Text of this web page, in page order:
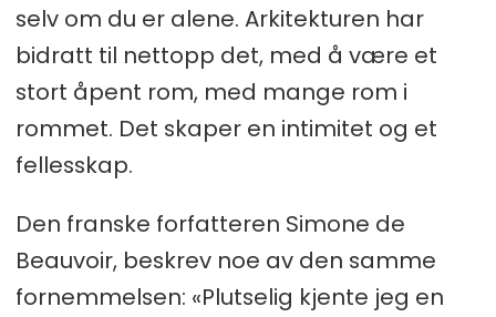
selv om du er alene. Arkitekturen har
bidratt til nettopp det, med å være et
stort åpent rom, med mange rom i
rommet. Det skaper en intimitet og et
fellesskap.
Den franske forfatteren Simone de
Beauvoir, beskrev noe av den samme
fornemmelsen: «Plutselig kjente jeg en